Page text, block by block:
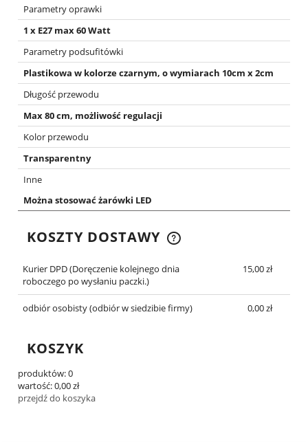
Parametry oprawki
1 x E27 max 60 Watt
Parametry podsufitówki
Plastikowa w kolorze czarnym, o wymiarach 10cm x 2cm
Długość przewodu
Max 80 cm, możliwość regulacji
Kolor przewodu
Transparentny
Inne
Można stosować żarówki LED
KOSZTY DOSTAWY
CENA NIE ZAWIERA EWENTUALNYCH KOSZTÓW
Kurier DPD(Doręczenie kolejnego dnia
roboczego po wysłaniu paczki.)
15,00 zł
odbiór osobisty(odbiór w siedzibie firmy) 0,00 zł
KOSZYK
produktów:0
wartość:0,00 zł
przejdź do koszyka